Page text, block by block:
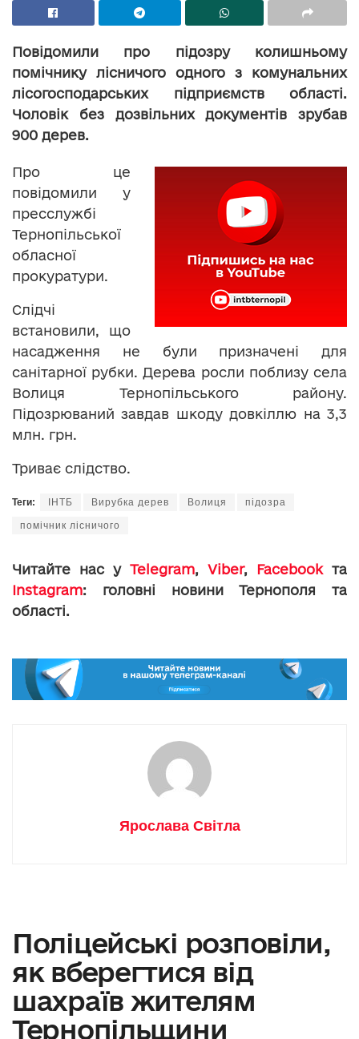
Повідомили про підозру колишньому
помічнику лісничого одного з комунальних
лісогосподарських підприємств області.
Чоловік без дозвільних документів зрубав
900 дерев.
Про це
повідомили у
пресслужбі
Тернопільської
обласної
прокуратури.
Слідчі
встановили, що
насадження не були призначені для
санітарної рубки. Дерева росли поблизу села
Волиця Тернопільського району.
Підозрюваний завдав шкоду довкіллю на 3,3
млн. грн.
Триває слідство.
Теги: ІНТБ Вирубка дерев Волиця підозра
помічник лісничого
Читайте нас у Telegram, Viber, Facebookта
Instagram: головні новини Тернополя та
області.
Ярослава Світла
Поліцейські розповіли,
як вберегтися від
шахраїв жителям
Тернопільщини